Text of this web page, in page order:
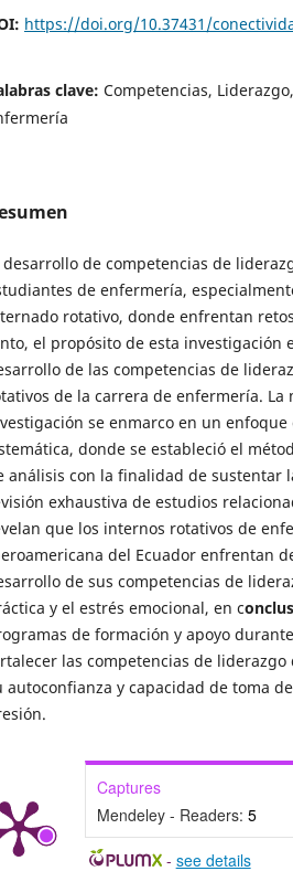
https://doi.org/10.37431/
clave: Competencias,
desarrollo de competencias de
de enfermería,
rotativo, donde enfrentan
el propósito de esta investigación
de las competencias de
de la carrera de enfermería. La
se enmarco en un
donde se estableció el
análisis con la finalidad de sustentar
exhaustiva de estudios
que los internos rotativos de
del Ecuador enfrentan
de sus competencias de
y el estrés emocional, en c
de formación y apoyo
las competencias de
autoconfianza y capacidad de toma
Captures
Mendeley - Readers: 5
- see details